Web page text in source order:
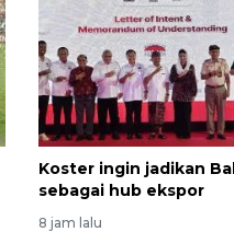
Koster ingin jadikan
sebagai hub ekspor
8 jam lalu